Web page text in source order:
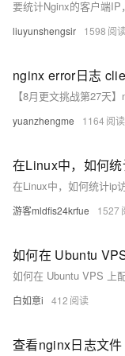
要统计Nginx的客户端
liuyunshengsir 1598
yuanzhengme 1164
游客mldfis24krfue 1527
如何在 Ubuntu
如何在 Ubuntu VPS 上
白如意i 412
查看nginx日志文件